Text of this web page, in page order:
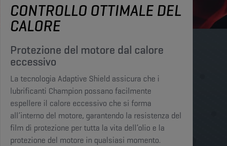
CONTROLLO OTTIMALE DEL
CALORE
Protezione del motore dal calore
eccessivo​​​
La tecnologia Adaptive Shield assicura che i
lubrificanti Champion possano facilmente
espellere il calore eccessivo che si forma
all’interno del motore, garantendo la resistenza del
film di protezione per tutta la vita dell’olio e la
protezione del motore in qualsiasi momento.